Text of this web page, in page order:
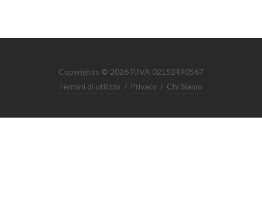
Copyrights © 2026 P.IVA 02152490567
Termini di utilizzo / Privacy / Chi Siamo